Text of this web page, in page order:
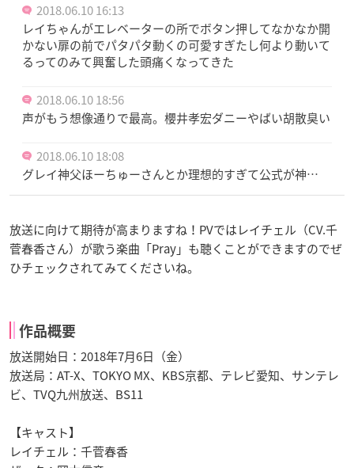
2018.06.10 16:13
レイちゃんがエレベーターの所でボタン押してなかなか開
かない扉の前でパタパタ動くの可愛すぎたし何より動いて
るってのみて興奮した頭痛くなってきた
2018.06.10 18:56
声がもう想像通りで最高。櫻井孝宏ダニーやばい胡散臭い
2018.06.10 18:08
グレイ神父ほーちゅーさんとか理想的すぎて公式が神…
放送に向けて期待が高まりますね！PVではレイチェル（CV.千
菅春香さん）が歌う楽曲「Pray」も聴くことができますのでぜ
ひチェックされてみてくださいね。
作品概要
放送開始日：2018年7月6日（金）
放送局：AT-X、TOKYO MX、KBS京都、テレビ愛知、サンテレ
ビ、TVQ九州放送、BS11
【キャスト】
レイチェル：千菅春香